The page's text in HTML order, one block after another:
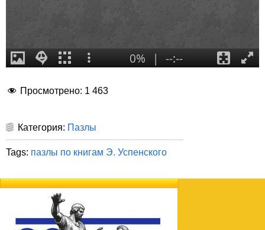
Просмотрено: 1 463
Категория: Пазлы
Tags: пазлы по книгам Э. Успенского